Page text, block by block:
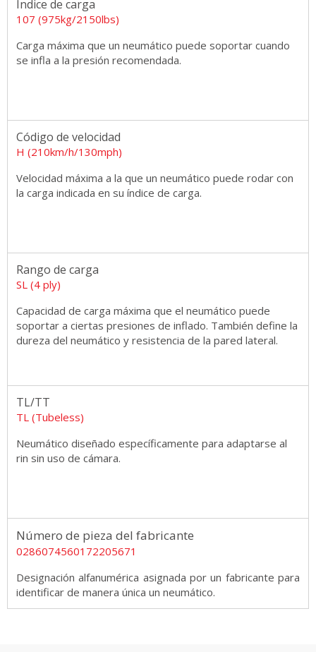
Índice de carga
107 (975kg/2150lbs)
Carga máxima que un neumático puede soportar cuando
se infla a la presión recomendada.
Código de velocidad
H (210km/h/130mph)
Velocidad máxima a la que un neumático puede rodar con
la carga indicada en su índice de carga.
Rango de carga
SL (4 ply)
Capacidad de carga máxima que el neumático puede
soportar a ciertas presiones de inflado. También define la
dureza del neumático y resistencia de la pared lateral.
TL/TT
TL (Tubeless)
Neumático diseñado específicamente para adaptarse al
rin sin uso de cámara.
Número de pieza del fabricante
0286074560172205671
Designación alfanumérica asignada por un fabricante para
identificar de manera única un neumático.